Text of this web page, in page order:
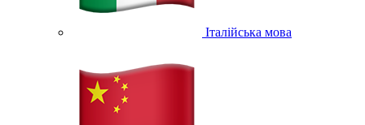
Італійська мова